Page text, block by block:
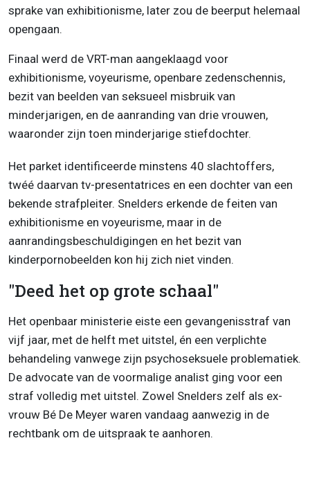
sprake van exhibitionisme, later zou de beerput helemaal
opengaan.
Finaal werd de VRT-man aangeklaagd voor
exhibitionisme, voyeurisme, openbare zedenschennis,
bezit van beelden van seksueel misbruik van
minderjarigen, en de aanranding van drie vrouwen,
waaronder zijn toen minderjarige stiefdochter.
Het parket identificeerde minstens 40 slachtoffers,
twéé daarvan tv-presentatrices en een dochter van een
bekende strafpleiter. Snelders erkende de feiten van
exhibitionisme en voyeurisme, maar in de
aanrandingsbeschuldigingen en het bezit van
kinderpornobeelden kon hij zich niet vinden.
"Deed het op grote schaal"
Het openbaar ministerie eiste een gevangenisstraf van
vijf jaar, met de helft met uitstel, én een verplichte
behandeling vanwege zijn psychoseksuele problematiek.
De advocate van de voormalige analist ging voor een
straf volledig met uitstel. Zowel Snelders zelf als ex-
vrouw Bé De Meyer waren vandaag aanwezig in de
rechtbank om de uitspraak te aanhoren.